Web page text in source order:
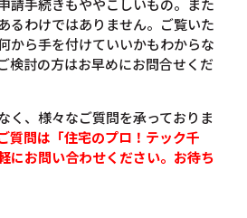
るわけではありません。ご覧いた
から手を付けていいかもわからな
検討の方はお早めにお問合せくだ
く、様々なご質問を承っておりま
質問は「住宅のプロ！テック千
にお問い合わせください。お待ち